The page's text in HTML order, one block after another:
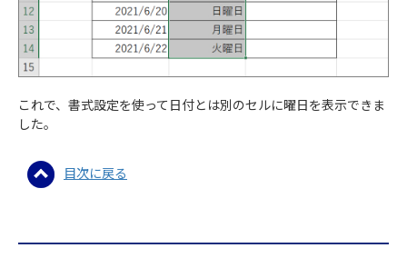
これで、書式設定を使って日付とは別のセルに曜日を表示できま
した。
目次に戻る